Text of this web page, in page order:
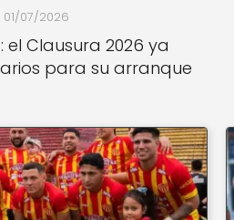
01/07/2026
el Clausura 2026 ya
para su arranque